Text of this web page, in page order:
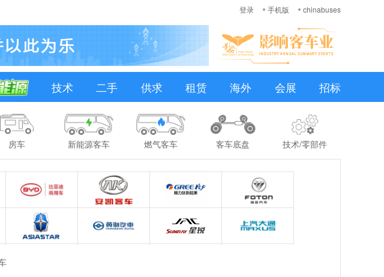
登录 手机版 chinabuses
技术 二手 供求 租赁 海外 会展 招标
房车 新能源客车 燃气客车 客车底盘 技术/零部件